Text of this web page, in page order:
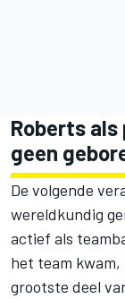
Roberts
geen
De volgende
wereldkundig
actief als
het team
grootste deel